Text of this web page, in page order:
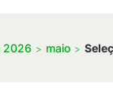
2026 maio